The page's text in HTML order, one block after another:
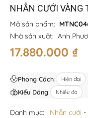
NHẪN CƯỚI VÀNG
Mã sản phẩm:
Nhà sản xuất: Anh
17.880.000 ₫
Phong Cách: Hiện đại
Kiểu Dáng: Nhiều đá
Danh mục: Nhẫn cưới -